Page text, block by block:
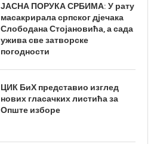
ЈАСНА ПОРУКА СРБИМА: У рату
масакрирала српског дјечака
Слободана Стојановића, а сада
ужива све затворске
погодности
ЦИК БиХ представио изглед
нових гласачких листића за
Опште изборе